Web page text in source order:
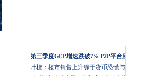
· 第三季度GDP增速跌破7% P2P平台应如何应对?
· 叶檀：楼市销售上升缘于货币恐慌与贪婪